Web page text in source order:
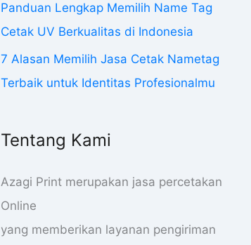
Panduan Lengkap Memilih Name Tag
Cetak UV Berkualitas di Indonesia
7 Alasan Memilih Jasa Cetak Nametag
Terbaik untuk Identitas Profesionalmu
Tentang Kami
Azagi Print merupakan jasa percetakan
Online
yang memberikan layanan pengiriman